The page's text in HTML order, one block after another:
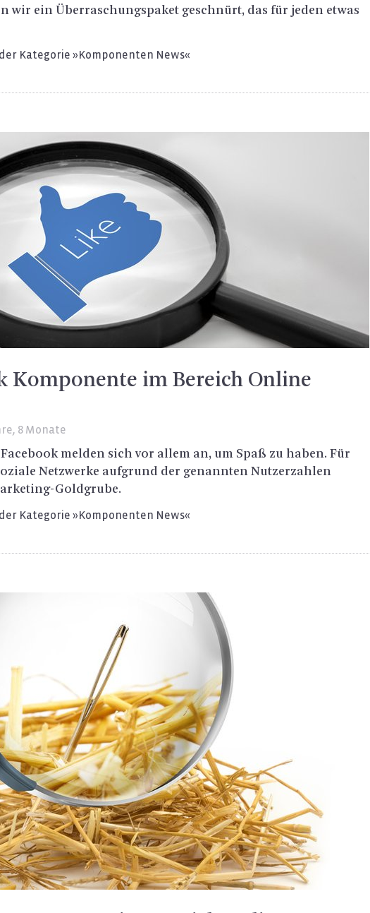
wir ein Über­ra­schungs­pa­ket ge­schnürt, das für jeden etwas
Ka­te­go­rie »Kom­po­nen­ten News«
Komponente im Bereich Online
8 Monate
mel­den sich vor allem an, um Spaß zu haben. Für
Netz­wer­ke auf­grund der ge­nann­ten Nut­zer­zah­len
Gold­gru­be.
Ka­te­go­rie »Kom­po­nen­ten News«